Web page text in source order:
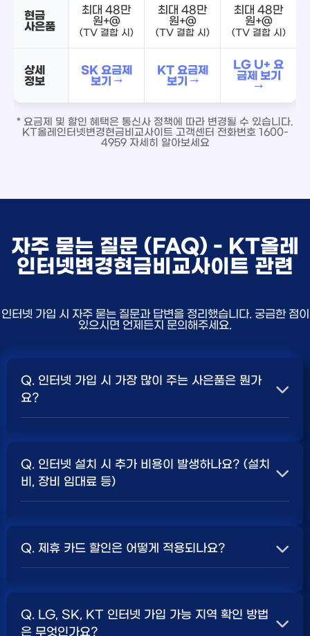
현금
사은품
최대 48만
원+@
(TV 결합 시)
최대 48만
원+@
(TV 결합 시)
최대 48만
원+@
(TV 결합 시)
상세
정보
SK 요금제
보기 →
KT 요금제
보기 →
LG U+ 요
금제 보기
→
* 요금제 및 할인 혜택은 통신사 정책에 따라 변경될 수 있습니다.
KT올레인터넷변경현금비교사이트 고객센터 전화번호 1600-
4959 자세히 알아보세요
자주 묻는 질문 (FAQ) - KT올레
인터넷변경현금비교사이트 관련
인터넷 가입 시 자주 묻는 질문과 답변을 정리했습니다. 궁금한 점이
있으시면 언제든지 문의해주세요.
Q. 인터넷 가입 시 가장 많이 주는 사은품은 뭔가
요?
보통 500Mbps 또는 1Gbps 인터넷을 TV와 결합하여
가입할 때현금 사은품
세요.
Q. 인터넷 설치 시 추가 비용이 발생하나요? (설치
비, 장비 임대료 등)
청구되는 경우가 많습니다. 다만, 인터넷 상품 및 프로모션
책 확인 필수.
Q. 제휴 카드 할인은 어떻게 적용되나요?
에서 일정 금액이 할인됩니다. 할인 금액과 조건은 카드사
Q. LG, SK, KT 인터넷 가입 가능 지역 확인 방법
은 무엇인가요?